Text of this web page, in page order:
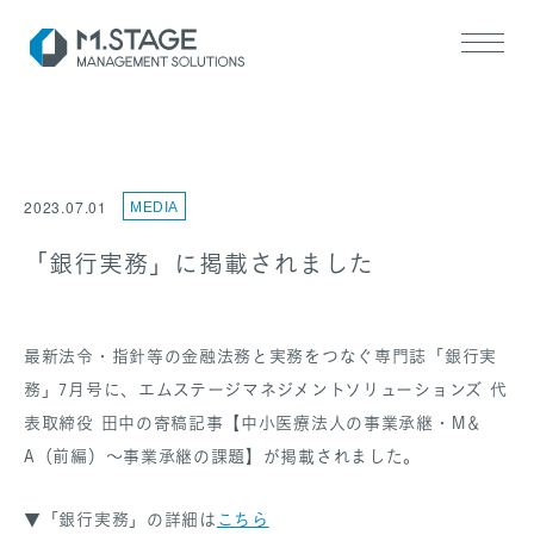
医業承継サポート
ヘルスケアM&A支援
2023.07.01 MEDIA
「銀行実務」に掲載されました
最新法令・指針等の金融法務と実務をつなぐ専門誌「銀行実
務」7月号に、エムステージマネジメントソリューションズ 代
表取締役 田中の寄稿記事【中小医療法人の事業承継・M＆
A（前編）～事業承継の課題】が掲載されました。
▼「銀行実務」の詳細は こちら